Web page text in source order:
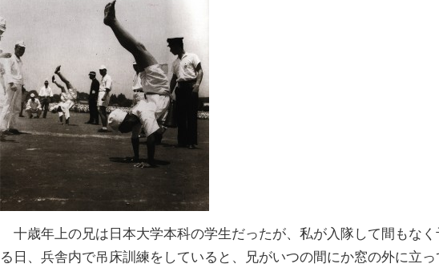
十歳年上の兄は日本大学本科の学生だったが、私が入隊して間もな
る日、兵舎内で吊床訓練をしていると、兄がいつの間にか窓の外に立